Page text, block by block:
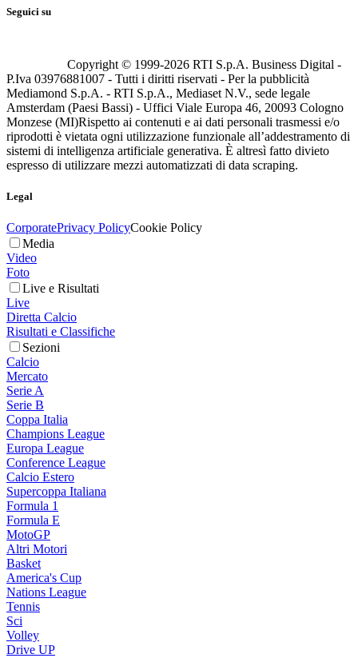
Seguici su
Copyright © 1999-2026 RTI S.p.A. Business Digital -
P.Iva 03976881007 - Tutti i diritti riservati - Per la pubblicità
Mediamond S.p.A. - RTI S.p.A., Mediaset N.V., sede legale
Amsterdam (Paesi Bassi) - Uffici Viale Europa 46, 20093 Cologno
Monzese (MI)Rispetto ai contenuti e ai dati personali trasmessi e/o
riprodotti è vietata ogni utilizzazione funzionale all’addestramento di
sistemi di intelligenza artificiale generativa. È altresì fatto divieto
espresso di utilizzare mezzi automatizzati di data scraping.
Legal
CorporatePrivacy PolicyCookie Policy
Media
Video
Foto
Live e Risultati
Live
Diretta Calcio
Risultati e Classifiche
Sezioni
Calcio
Mercato
Serie A
Serie B
Coppa Italia
Champions League
Europa League
Conference League
Calcio Estero
Supercoppa Italiana
Formula 1
Formula E
MotoGP
Altri Motori
Basket
America's Cup
Nations League
Tennis
Sci
Volley
Drive UP